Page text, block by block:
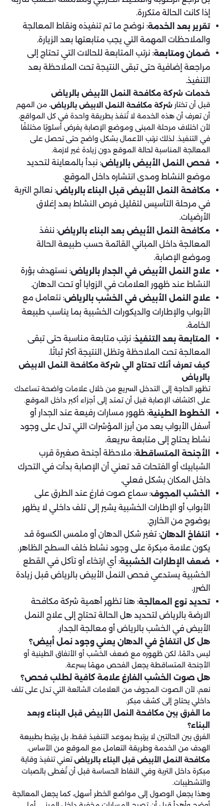
إذا كانت الحالة متكررة.
تقرير بعد الخدمة: نوضح ما تم تنفيذه ونقاط المعالجة
والملاحظات المهمة التي يجب متابعتها بعد الزيارة.
ضمان ومتابعة: نرتب المتابعة للحالات التي تحتاج إلى
مراجعة إضافية حتى تبقى النتيجة تحت الملاحظة بعد
التنفيذ.
خدمات شركة مكافحة النمل الأبيض بالرياض
قبل أن تختارشركة مكافحة النمل الابيض بالرياض، من المهم
أن تعرف أن هذه الخدمة لا تُنفذ بطريقة واحدة في كل المواقع،
لأن اختلاف مرحلة المبنى وموضع الإصابة يفرض أسلوبًا مختلفًا
في التنفيذ. لذلك نرتب الأعمال بشكل واضح حتى تحصل على
المعالجة المناسبة لحالة الموقع دون زيادة غير لازمة.
فحص النمل الأبيض بالرياض: نبدأ بالمعاينة لتحديد
موضع النشاط ومدى انتشاره داخل الموقع.
مكافحة النمل الأبيض قبل البناء بالرياض : نعالج التربة
في مرحلة التأسيس لتقليل فرص النشاط بعد إغلاق
الأرضيات.
مكافحة النمل الأبيض بعد البناء بالرياض: ننفذ
المعالجة داخل المباني القائمة حسب طبيعة الحالة
وموضع الإصابة.
علاج النمل الأبيض في الجدار بالرياض: نستهدف بؤرة
النشاط عند ظهور العلامات في الزوايا أو تحت الدهان.
علاج النمل الأبيض في الخشب بالرياض: نتعامل مع
الأبواب والإطارات والديكورات الخشبية بما يناسب طبيعة
الخامة.
المتابعة بعد التنفيذ: نرتب متابعة مناسبة حتى تبقى
المعالجة تحت الملاحظة وتظل النتيجة أكثر ثباتًا.
كيف تعرف أنك تحتاج الي شركة مكافحة النمل الابيض
بالرياض
تظهر الحاجة إلى التدخل السريع من خلال علامات واضحة تساعدك
على اكتشاف الإصابة قبل أن تمتد إلى أجزاء أكبر داخل الموقع.
الخطوط الطينية: ظهور مسارات رفيعة عند الجدار أو
أسفل الأبواب يعد من أبرز المؤشرات التي تدل على وجود
نشاط يحتاج إلى متابعة سريعة.
الأجنحة المتساقطة: ملاحظة أجنحة صغيرة قرب
الشبابيك أو الفتحات قد تعني أن الإصابة بدأت في التحرك
داخل المكان بشكل فعلي.
الخشب المجوف: سماع صوت فارغ عند الطرق على
الأبواب أو الإطارات الخشبية يشير إلى تلف داخلي لا يظهر
بوضوح من الخارج.
انتفاخ الدهان: تغير شكل الدهان أو ملمس الكسوة قد
يكون علامة مبكرة على وجود نشاط خلف السطح الظاهر.
ضعف الإطارات الخشبية: أي ارتخاء أو تآكل في القطع
الخشبية يستدعي فحص النمل الأبيض بالرياض قبل زيادة
الضرر.
تحديد نوع المعالجة: هنا تظهر أهمية شركة مكافحة
الارضة بالرياض لتحديد هل الحالة تحتاج إلى علاج النمل
الأبيض في الخشب بالرياض أو معالجة الجدار.
هل كل انتفاخ في الدهان يعني وجود نمل أبيض؟
ليس دائمًا، لكن ظهوره مع ضعف الخشب أو الأنفاق الطينية أو
الأجنحة المتساقطة يجعل الفحص مهمًا بسرعة.
هل صوت الخشب الفارغ علامة كافية لطلب فحص؟
نعم، لأن الصوت المجوف من العلامات الشائعة التي تدل على تلف
داخلي يحتاج إلى كشف مبكر.
ما الفرق بين مكافحة النمل الأبيض قبل البناء وبعد
البناء؟
الفرق بين الحالتين لا يرتبط بموعد التنفيذ فقط، بل يرتبط بطبيعة
الهدف من الخدمة وطريقة التعامل مع الموقع من الأساس.
مكافحة النمل الأبيض قبل البناء بالرياضتعني تنفيذ وقاية
مبكرة داخل التربة وفي النقاط الحساسة قبل أن تُغطى بالصبات
والتشطيبات.
وهذا يجعل الوصول إلى مواضع الخطر أسهل، كما يجعل المعالجة